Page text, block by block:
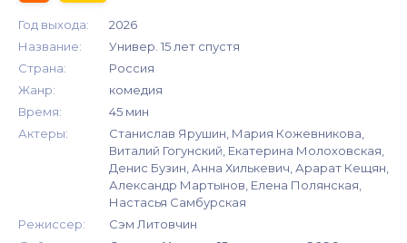
Год выхода:
2026
Название:
Универ. 15 лет спустя
Страна:
Россия
Жанр:
комедия
Время:
45 мин
Актеры:
Станислав Ярушин, Мария Кожевникова,
Виталий Гогунский, Екатерина Молоховская,
Денис Бузин, Анна Хилькевич, Арарат Кещян,
Александр Мартынов, Елена Полянская,
Настасья Самбурская
Режиссер:
Сэм Литовчин